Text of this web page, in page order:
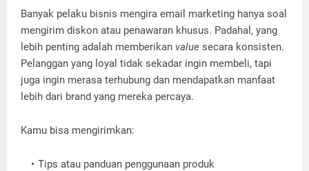
Banyak pelaku bisnis mengira email marketing hanya soal
mengirim diskon atau penawaran khusus. Padahal, yang
lebih penting adalah memberikan value secara konsisten.
Pelanggan yang loyal tidak sekadar ingin membeli, tapi
juga ingin merasa terhubung dan mendapatkan manfaat
lebih dari brand yang mereka percaya.
Kamu bisa mengirimkan:
Tips atau panduan penggunaan produk